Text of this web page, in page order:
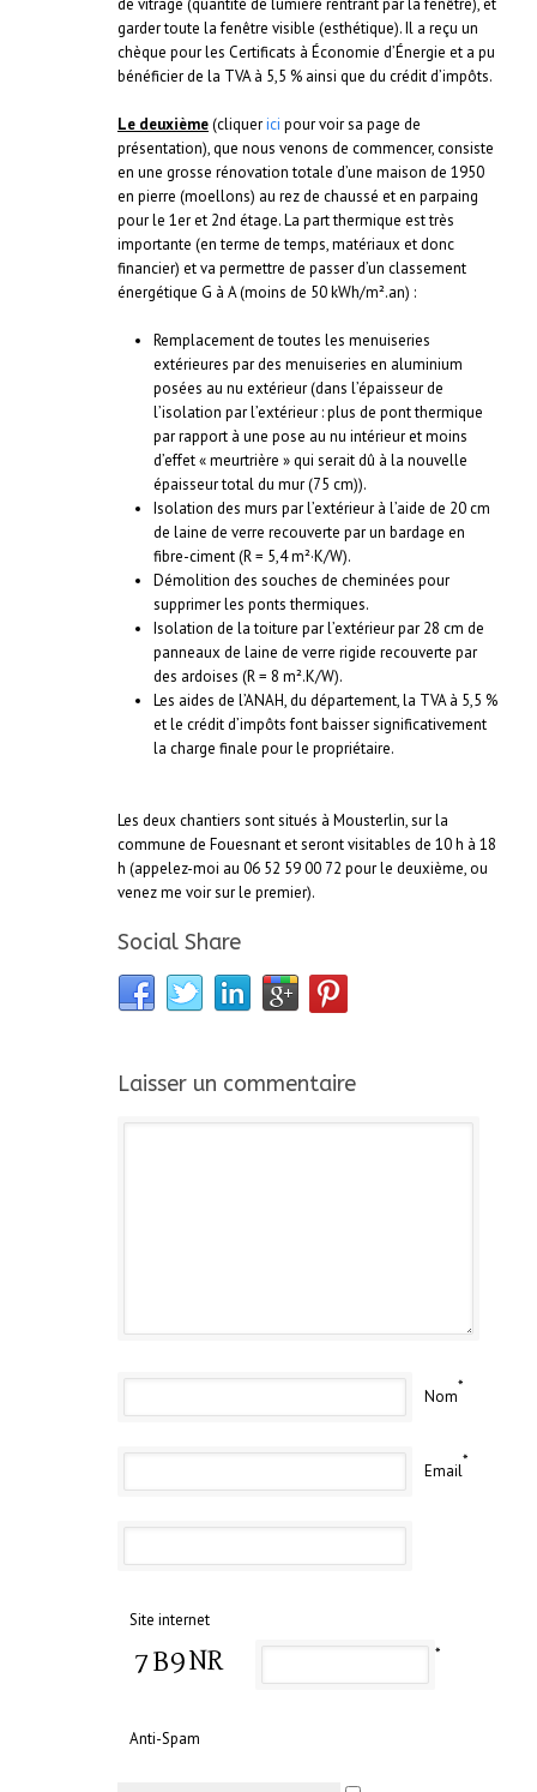
garder toute la fenêtre visible (esthétique). Il a reçu un
chèque pour les Certificats à Économie d’Énergie et a pu
bénéficier de la TVA à 5,5 % ainsi que du crédit d’impôts.
Le deuxième(cliquerici pour voir sa page de
présentation), que nous venons de commencer, consiste
en une grosse rénovation totale d’une maison de 1950
en pierre (moellons) au rez de chaussé et en parpaing
pour le 1er et 2nd étage. La part thermique est très
importante (en terme de temps, matériaux et donc
financier) et va permettre de passer d’un classement
énergétique G à A (moins de 50 kWh/m².an) :
Remplacement de toutes les menuiseries
extérieures par des menuiseries en aluminium
posées au nu extérieur (dans l’épaisseur de
l’isolation par l’extérieur : plus de pont thermique
par rapport à une pose au nu intérieur et moins
d’effet « meurtrière » qui serait dû à la nouvelle
épaisseur total du mur (75 cm)).
Isolation des murs par l’extérieur à l’aide de 20 cm
de laine de verre recouverte par un bardage en
fibre-ciment (R = 5,4 m²·K/W).
Démolition des souches de cheminées pour
supprimer les ponts thermiques.
Isolation de la toiture par l’extérieur par 28 cm de
panneaux de laine de verre rigide recouverte par
des ardoises (R = 8 m².K/W).
Les aides de l’ANAH, du département, la TVA à 5,5 %
et le crédit d’impôts font baisser significativement
la charge finale pour le propriétaire.
Les deux chantiers sont situés à Mousterlin, sur la
commune de Fouesnant et seront visitables de 10 h à 18
h (appelez-moi au 06 52 59 00 72 pour le deuxième, ou
venez me voir sur le premier).
Social Share
Laisser un commentaire
Nom
*
Email
*
Site internet
Anti-Spam
*